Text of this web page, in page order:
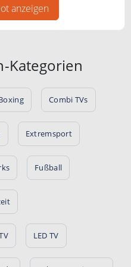
anzeigen
Kategorien
Combi TVs
Extremsport
Fußball
LED TV